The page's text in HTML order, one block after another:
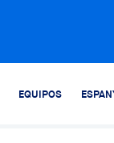
EQUIPOS